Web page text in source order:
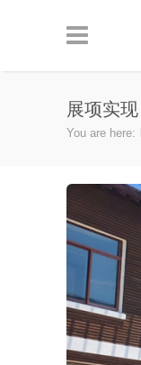
展项实现
You are here: